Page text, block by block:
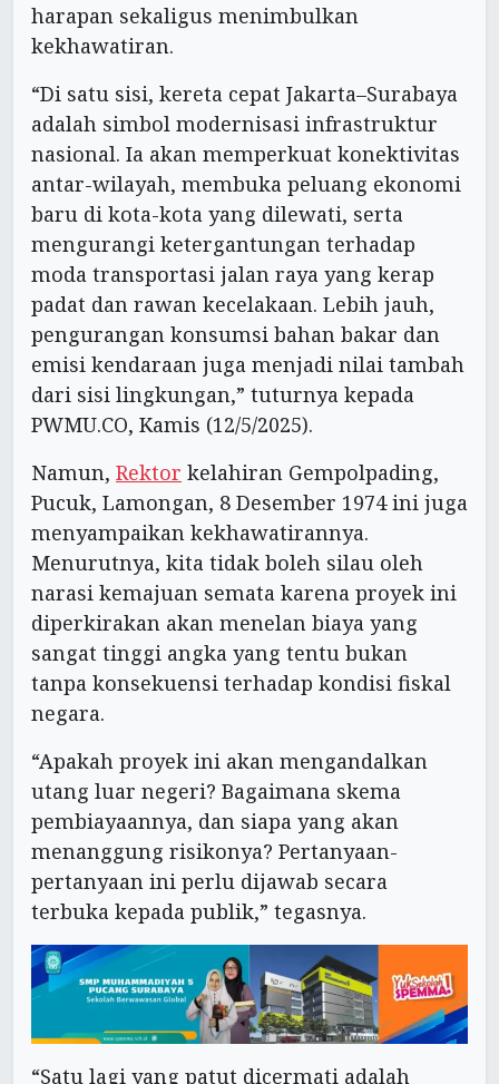
harapan sekaligus menimbulkan
kekhawatiran.
“Di satu sisi, kereta cepat Jakarta–Surabaya
adalah simbol modernisasi infrastruktur
nasional. Ia akan memperkuat konektivitas
antar-wilayah, membuka peluang ekonomi
baru di kota-kota yang dilewati, serta
mengurangi ketergantungan terhadap
moda transportasi jalan raya yang kerap
padat dan rawan kecelakaan. Lebih jauh,
pengurangan konsumsi bahan bakar dan
emisi kendaraan juga menjadi nilai tambah
dari sisi lingkungan,” tuturnya kepada
PWMU.CO, Kamis (12/5/2025).
Namun, Rektor kelahiran Gempolpading,
Pucuk, Lamongan, 8 Desember 1974 ini juga
menyampaikan kekhawatirannya.
Menurutnya, kita tidak boleh silau oleh
narasi kemajuan semata karena proyek ini
diperkirakan akan menelan biaya yang
sangat tinggi angka yang tentu bukan
tanpa konsekuensi terhadap kondisi fiskal
negara.
“Apakah proyek ini akan mengandalkan
utang luar negeri? Bagaimana skema
pembiayaannya, dan siapa yang akan
menanggung risikonya? Pertanyaan-
pertanyaan ini perlu dijawab secara
terbuka kepada publik,” tegasnya.
“Satu lagi yang patut dicermati adalah